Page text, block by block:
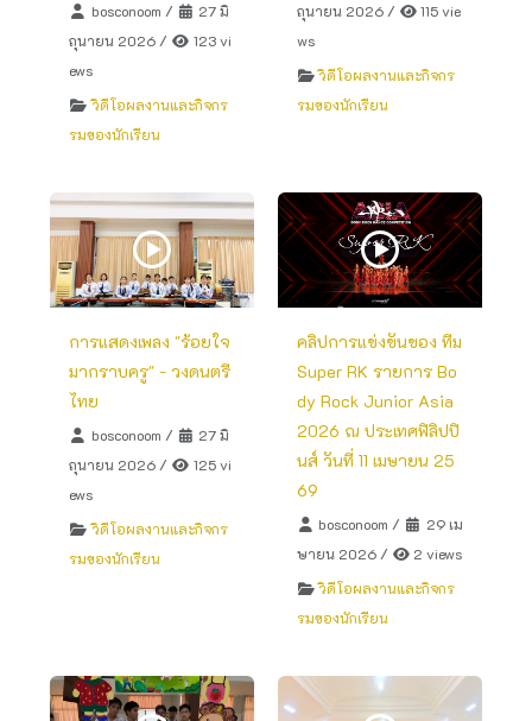
bosconoom /
27 มิ
ถุนายน 2026 /
123 vi
ews
วิดีโอผลงานและกิจกร
รมของนักเรียน
ถุนายน 2026/
115 vie
ws
วิดีโอผลงานและกิจกร
รมของนักเรียน
การแสดงเพลง "ร้อยใจ
มากราบครู" - วงดนตรี
ไทย
bosconoom /
27 มิ
ถุนายน 2026 /
125 vi
ews
วิดีโอผลงานและกิจกร
รมของนักเรียน
คลิปการแข่งขันของ ทีม
Super RK รายการ Bo
dy Rock Junior Asia
2026 ณ ประเทศฟิลิปปิ
นส์ วันที่ 11 เมษายน 25
69
bosconoom /
29 เม
ษายน 2026/
2 views
วิดีโอผลงานและกิจกร
รมของนักเรียน